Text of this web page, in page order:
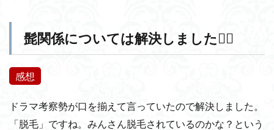
髭関係については解決しました🙆‍♀️
感想
ドラマ考察勢が口を揃えて言っていたので解決しました。
「脱毛」ですね。みんさん脱毛されているのかな？という